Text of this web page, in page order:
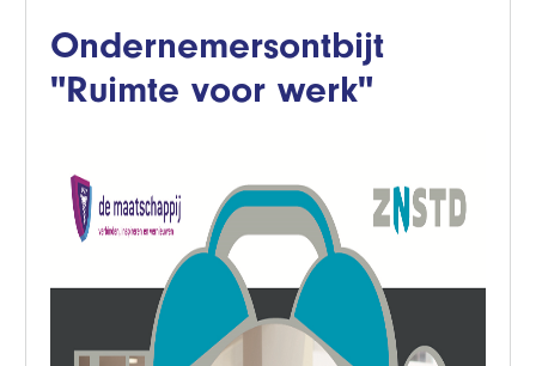
Ondernemersontbijt
"Ruimte voor werk"